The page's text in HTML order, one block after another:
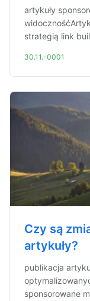
artykuły
strategią link
30.11.-0001
Czy są
artykuły?
publikacja
sponsorowane